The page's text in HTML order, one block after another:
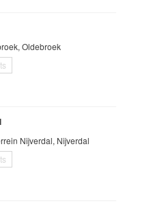
Oldebroek
Nijverdal, Nijverdal